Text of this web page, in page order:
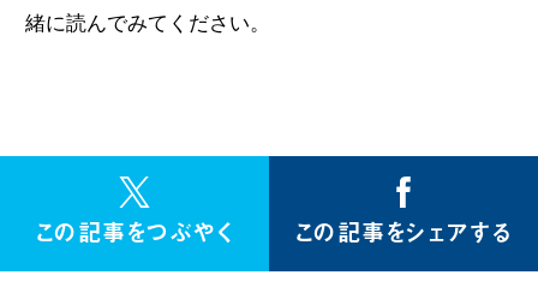
緒に読んでみてください。
この記事をつぶやく この記事をシェアする